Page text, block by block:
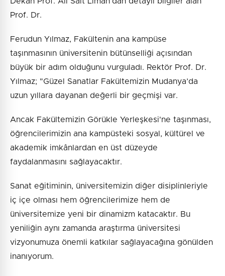
Prof. Dr.
Ferudun Yılmaz, Fakültenin ana kampüse
taşınmasının üniversitenin bütünselliği açısından
büyük bir adım olduğunu vurguladı. Rektör Prof. Dr.
Yılmaz; "Güzel Sanatlar Fakültemizin Mudanya’da
uzun yıllara dayanan değerli bir geçmişi var.
Ancak Fakültemizin Görükle Yerleşkesi'ne taşınması,
öğrencilerimizin ana kampüsteki sosyal, kültürel ve
akademik imkânlardan en üst düzeyde
faydalanmasını sağlayacaktır.
Sanat eğitiminin, üniversitemizin diğer disiplinleriyle
iç içe olması hem öğrencilerimize hem de
üniversitemize yeni bir dinamizm katacaktır. Bu
yeniliğin aynı zamanda araştırma üniversitesi
vizyonumuza önemli katkılar sağlayacağına gönülden
inanıyorum.